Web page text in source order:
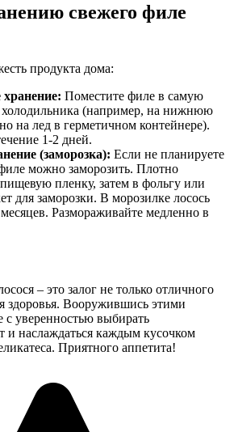
свежего филе
продукта дома:
Поместите филе в самую
холодильника (например, на нижнюю
на лед в герметичном контейнере).
1-2 дней.
(заморозка): Если не планируете
филе можно заморозить. Плотно
пищевую пленку, затем в фольгу или
для заморозки. В морозилке лосось
Размораживайте медленно в
– это залог не только отличного
здоровья. Вооружившись этими
уверенностью выбирать
и наслаждаться каждым кусочком
Приятного аппетита!